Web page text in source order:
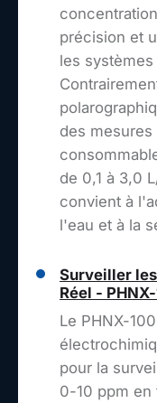
précision et
les
des
de 0,1 à 3,0
convient à
l'eau et à la
Surveiller
Réel -
Le PHNX-
pour la
0-10 ppm en